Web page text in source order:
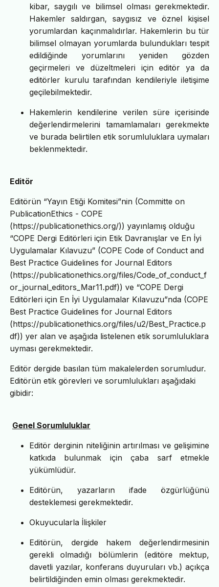
kibar, saygılı ve bilimsel olması gerekmektedir.
Hakemler saldırgan, saygısız ve öznel kişisel
yorumlardan kaçınmalıdırlar. Hakemlerin bu tür
bilimsel olmayan yorumlarda bulundukları tespit
edildiğinde yorumlarını yeniden gözden
geçirmeleri ve düzeltmeleri için editör ya da
editörler kurulu tarafından kendileriyle iletişime
geçilebilmektedir.
Hakemlerin kendilerine verilen süre içerisinde
değerlendirmelerini tamamlamaları gerekmekte
ve burada belirtilen etik sorumluluklara uymaları
beklenmektedir.
Editör
Editörün “Yayın Etiği Komitesi”nin (Committe on
PublicationEthics - COPE
(https://publicationethics.org/)) yayınlamış olduğu
“COPE Dergi Editörleri için Etik Davranışlar ve En İyi
Uygulamalar Kılavuzu” (COPE Code of Conduct and
Best Practice Guidelines for Journal Editors
(https://publicationethics.org/files/Code_of_conduct_f
or_journal_editors_Mar11.pdf)) ve “COPE Dergi
Editörleri için En İyi Uygulamalar Kılavuzu”nda (COPE
Best Practice Guidelines for Journal Editors
(https://publicationethics.org/files/u2/Best_Practice.p
df)) yer alan ve aşağıda listelenen etik sorumluluklara
uyması gerekmektedir.
Editör dergide basılan tüm makalelerden sorumludur.
Editörün etik görevleri ve sorumlulukları aşağıdaki
gibidir:
Genel Sorumluluklar
Editör derginin niteliğinin artırılması ve gelişimine
katkıda bulunmak için çaba sarf etmekle
yükümlüdür.
Editörün, yazarların ifade özgürlüğünü
desteklemesi gerekmektedir.
Okuyucularla İlişkiler
Editörün, dergide hakem değerlendirmesinin
gerekli olmadığı bölümlerin (editöre mektup,
davetli yazılar, konferans duyuruları vb.) açıkça
belirtildiğinden emin olması gerekmektedir.